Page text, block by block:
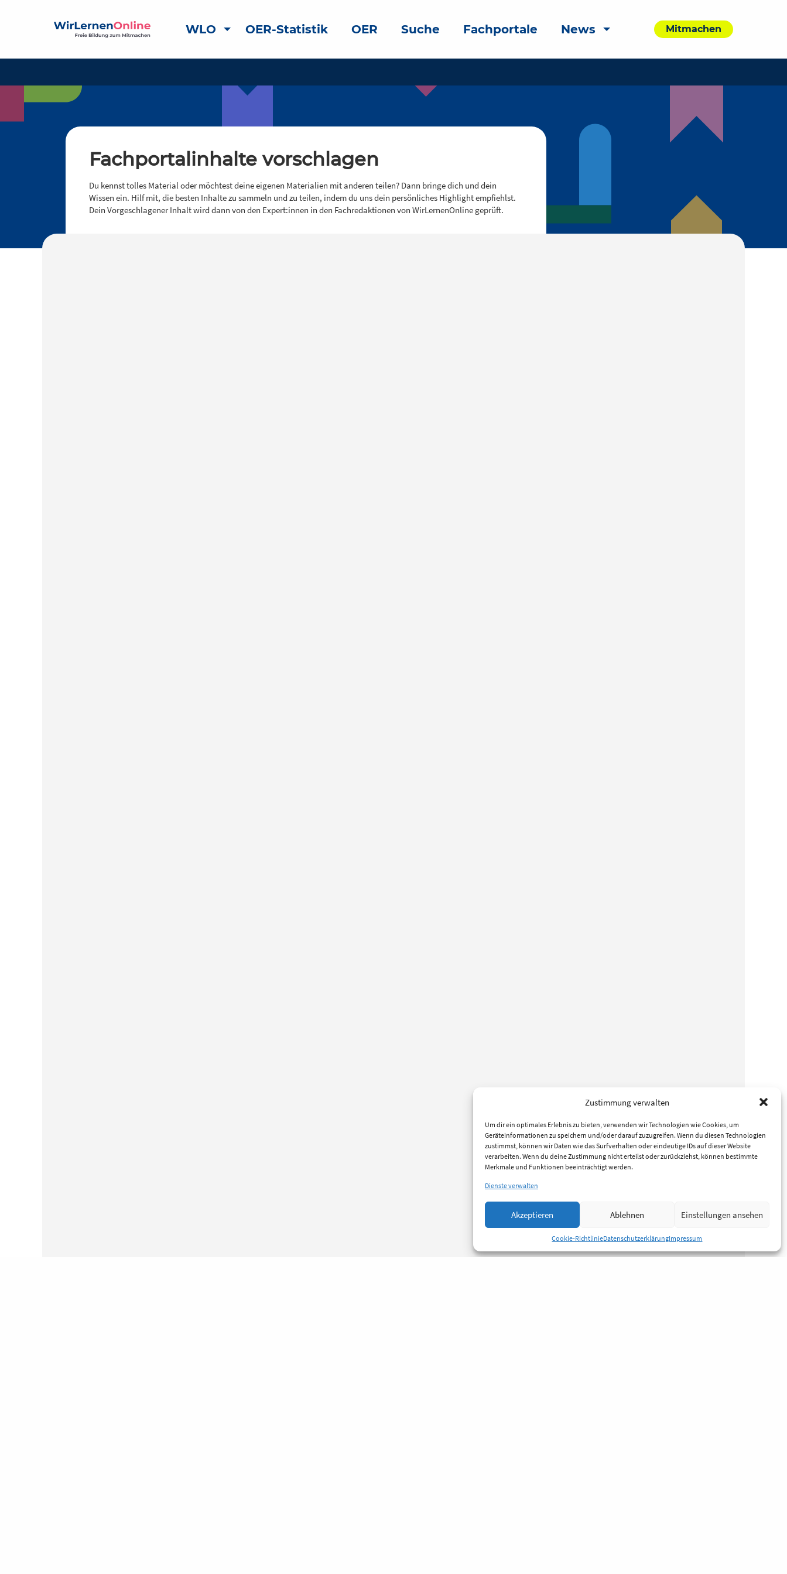
Zustimmung verwalten
Um dir ein optimales Erlebnis zu bieten, verwenden wir Technologien wie Cookies, um
Geräteinformationen zu speichern und/oder darauf zuzugreifen. Wenn du diesen Technologien
zustimmst, können wir Daten wie das Surfverhalten oder eindeutige IDs auf dieser Website
verarbeiten. Wenn du deine Zustimmung nicht erteilst oder zurückziehst, können bestimmte
Merkmale und Funktionen beeinträchtigt werden.
Dienste verwalten
Akzeptieren Ablehnen Einstellungen ansehen
Cookie-RichtlinieDatenschutzerklärungImpressum
WLO OER-Statistik OER Suche Fachportale News Mitmachen
Fachportalinhalte vorschlagen
Du kennst tolles Material oder möchtest deine eigenen Materialien mit anderen teilen? Dann bringe dich und dein
Wissen ein. Hilf mit, die besten Inhalte zu sammeln und zu teilen, indem du uns dein persönliches Highlight empfiehlst.
Dein Vorgeschlagener Inhalt wird dann von den Expert:innen in den Fachredaktionen von WirLernenOnline geprüft.